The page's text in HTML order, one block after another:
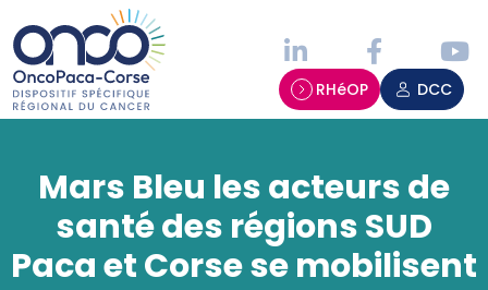
RHéOP DCC
Mars Bleu les acteurs de
santé des régions SUD
Paca et Corse se mobilisent
Panneau de gestion des cookies